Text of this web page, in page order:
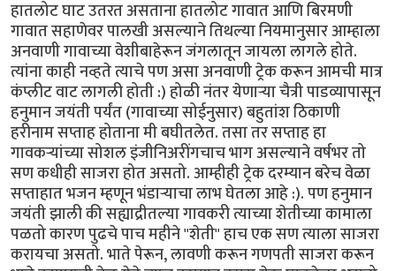
हातलोट घाट उतरत असताना हातलोट गावात आणि बिरमणी
गावात सहाणेवर पालखी असल्याने तिथल्या नियमानुसार आम्हाला
अनवाणी गावाच्या वेशीबाहेरून जंगलातून जायला लागले होते.
त्यांना काही नव्हते त्याचे पण असा अनवाणी ट्रेक करून आमची मात्र
कंप्लीट वाट लागली होती :) होळी नंतर येणार्‍या चैत्री पाडव्यापासून
हनुमान जयंती पर्यंत (गावाच्या सोईनुसार) बहुतांश ठिकाणी
हरीनाम सप्ताह होताना मी बघीतलेत. तसा तर सप्ताह हा
गावकर्‍यांच्या सोशल इंजीनिअरींगचाच भाग असल्याने वर्षभर तो
सण कधीही साजरा होत असतो. आम्हीही ट्रेक दरम्यान बरेच वेळा
सप्ताहात भजन म्हणून भंडार्‍याचा लाभ घेतला आहे :). पण हनुमान
जयंती झाली की सह्याद्रीतल्या गावकरी त्याच्या शेतीच्या कामाला
पळतो कारण पुढचे पाच महीने "शेती" हाच एक सण त्याला साजरा
करायचा असतो. भाते पेरून, लावणी करून गणपती साजरा करून